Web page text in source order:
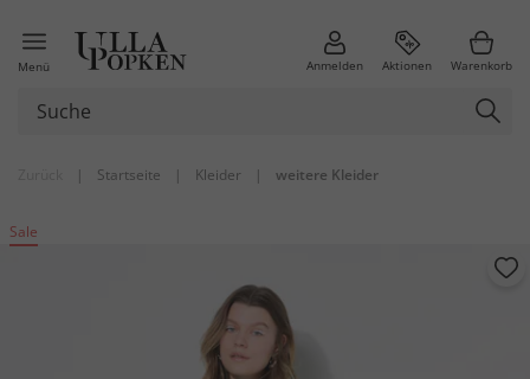
Menü Anmelden Aktionen Warenkorb
| Startseite | Kleider | weitere Kleider
Sale